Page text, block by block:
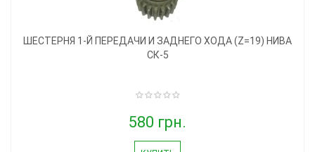
ШЕСТЕРНЯ 1-Й ПЕРЕДАЧИ И ЗАДНЕГО ХОДА (Z=19) НИВА
СК-5
580 грн.